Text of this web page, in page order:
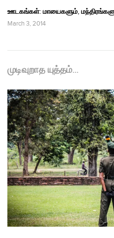
ஊடகங்கள்: மாயைகளும்,
March 3, 2014
முடிவுறாத யுத்தம்…